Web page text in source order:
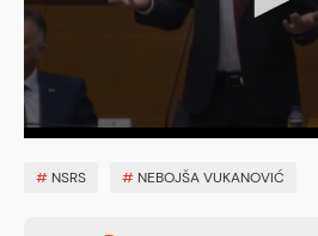
# NSRS # NEBOJŠA VUKANOVIĆ